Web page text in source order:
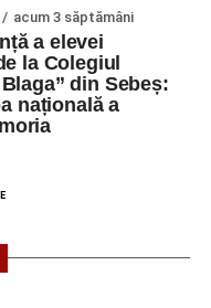
acum 3 săptămâni
a elevei
la Colegiul
din Sebeș:
națională a